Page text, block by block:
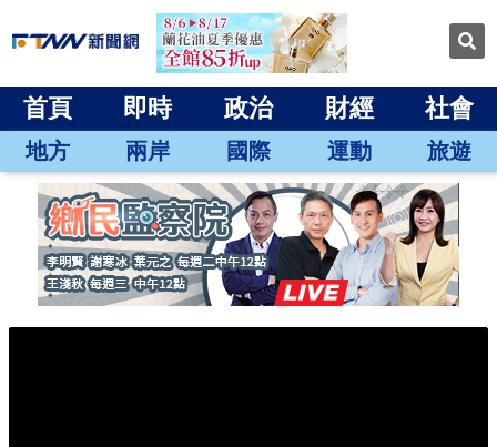
首頁 即時 政治 財經 社會
地方 兩岸 國際 運動 旅遊